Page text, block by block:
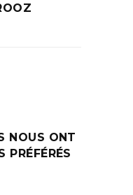
NOUS ONT
PRÉFÉRÉS